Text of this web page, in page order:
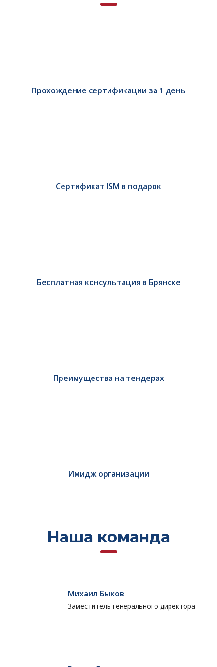
Прохождение сертификации за 1 день
Сертификат ISM в подарок
Бесплатная консультация в Брянске
Преимущества на тендерах
Имидж организации
Наша команда
Михаил Быков
Заместитель генерального директора